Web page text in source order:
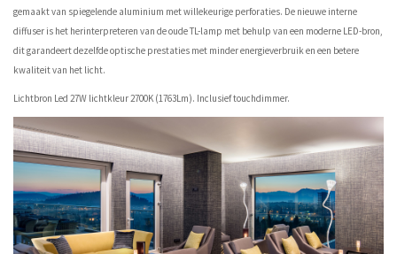
gemaakt van spiegelende aluminium met willekeurige perforaties. De nieuwe interne
diffuser is het herinterpreteren van de oude TL-lamp met behulp van een moderne LED-bron,
dit garandeert dezelfde optische prestaties met minder energieverbruik en een betere
kwaliteit van het licht.
Lichtbron Led 27W lichtkleur 2700K (1763Lm). Inclusief touchdimmer.